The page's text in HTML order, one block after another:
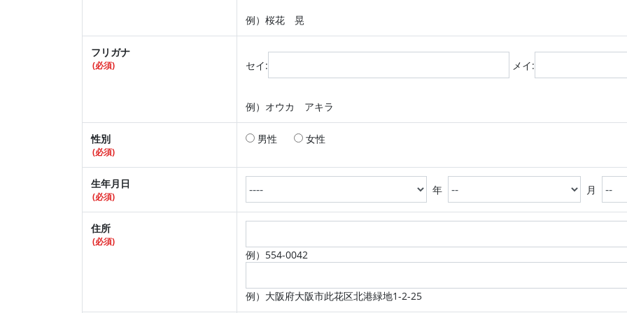
例）桜花 晃
フリガナ
(必須) セイ: メイ:
例）オウカ アキラ
性別
(必須)
男性 女性
生年月日
(必須)
年 月
住所
(必須)
例）554-0042
例）大阪府大阪市此花区北港緑地1-2-25